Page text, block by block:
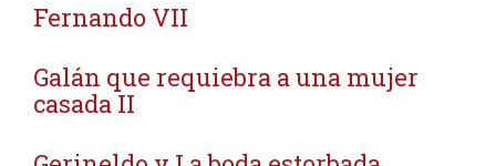
Fernando VII
Galán que requiebra a una mujer
casada II